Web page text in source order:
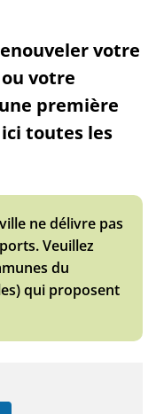
votre
votre
première
toutes les
ne délivre pas
Veuillez
du
qui proposent